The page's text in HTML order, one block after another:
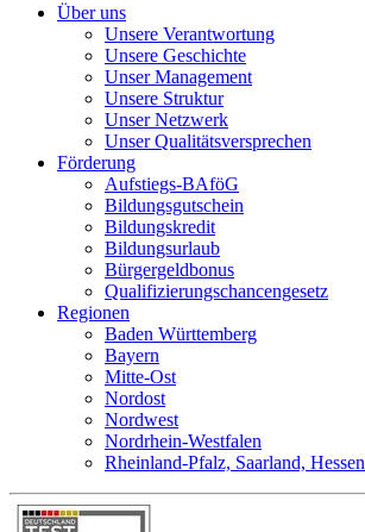
Über uns
Unsere Verantwortung
Unsere Geschichte
Unser Management
Unsere Struktur
Unser Netzwerk
Unser Qualitätsversprechen
Förderung
Aufstiegs-BAföG
Bildungsgutschein
Bildungskredit
Bildungsurlaub
Bürgergeldbonus
Qualifizierungschancengesetz
Regionen
Baden Württemberg
Bayern
Mitte-Ost
Nordost
Nordwest
Nordrhein-Westfalen
Rheinland-Pfalz, Saarland, Hessen